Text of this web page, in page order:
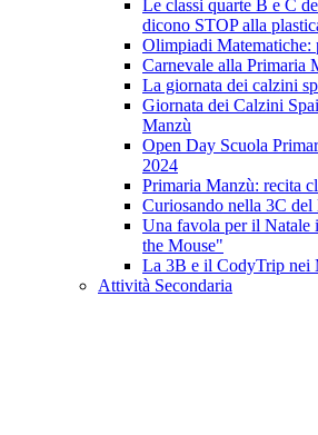
Le classi quarte B e C
dicono STOP alla
Olimpiadi Matematiche:
Carnevale alla Primaria
La giornata dei calzini
Giornata dei Calzini
Manzù
Open Day Scuola
2024
Primaria Manzù: recita
Curiosando nella 3C del
Una favola per il
the Mouse"
La 3B e il CodyTrip nei
Attività Secondaria